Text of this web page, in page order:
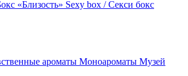
«Близость» Sexy box / Секси бокс
ароматы Моноароматы Музей